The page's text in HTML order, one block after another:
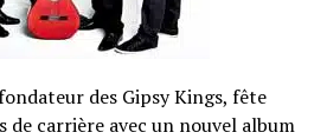
des Gipsy Kings, fête
de carrière avec un nouvel album